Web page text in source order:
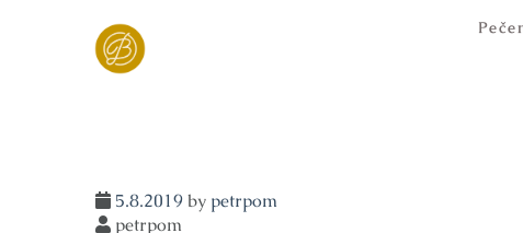
5.8.2019by petrpom
petrpom